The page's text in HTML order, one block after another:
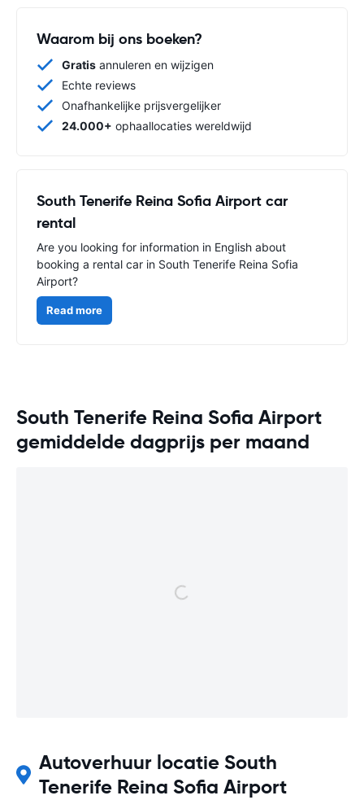
Waarom bij ons boeken?
Gratis annuleren en wijzigen
Echte reviews
Onafhankelijke prijsvergelijker
24.000+ ophaallocaties wereldwijd
South Tenerife Reina Sofia Airport car
rental
Are you looking for information in English about
booking a rental car in South Tenerife Reina Sofia
Airport?
Read more
South Tenerife Reina Sofia Airport
gemiddelde dagprijs per maand
Autoverhuur locatie South
Tenerife Reina Sofia Airport